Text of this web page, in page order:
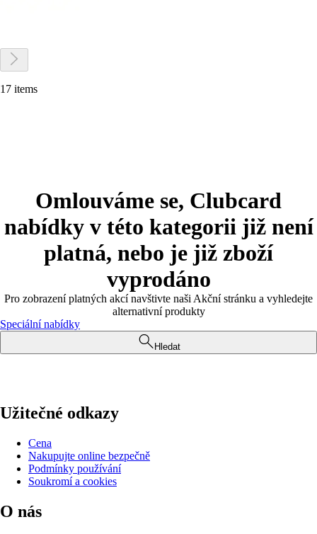
17 items
Omlouváme se, Clubcard
nabídky v této kategorii již není
platná, nebo je již zboží
vyprodáno
Pro zobrazení platných akcí navštivte naši Akční stránku a vyhledejte
alternativní produkty
Speciální nabídky
Hledat
Užitečné odkazy
Cena
Nakupujte online bezpečně
Podmínky používání
Soukromí a cookies
O nás